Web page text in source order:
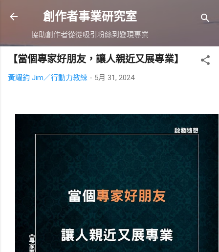
跳到主要內容
創作者事業研究室
協助創作者從從吸引粉絲到變現專業
【當個專家好朋友，讓人親近又展專業】
黃耀鈞 Jim／行動力教練 - 5月 31, 2024